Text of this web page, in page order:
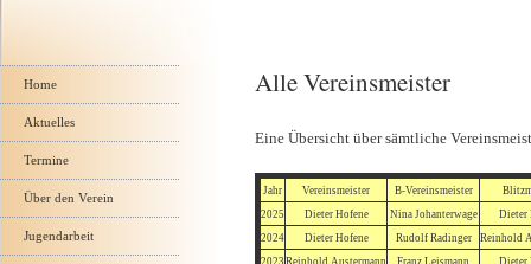
Alle Vereinsmeister
Eine Übersicht über sämtliche
Jahr Vereinsmeister B-Vereinsmeister
2025
Dieter Hofene Nina Johanterwage
Dieter
2024
Dieter Hofene Rudolf Radinger
Reinhold
2023 Reinhold Austermann Franz Leismann
Dieter
Navigation
überspringen
Home
Aktuelles
Termine
Über den Verein
Jugendarbeit